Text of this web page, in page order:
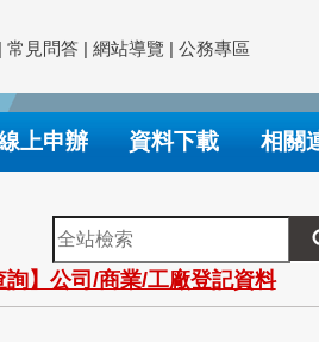
| 常見問答 | 網站導覽 | 公務專區
上申辦 資料下載 相關
全
站
檢
索
詢】公司/商業/工廠登記資料